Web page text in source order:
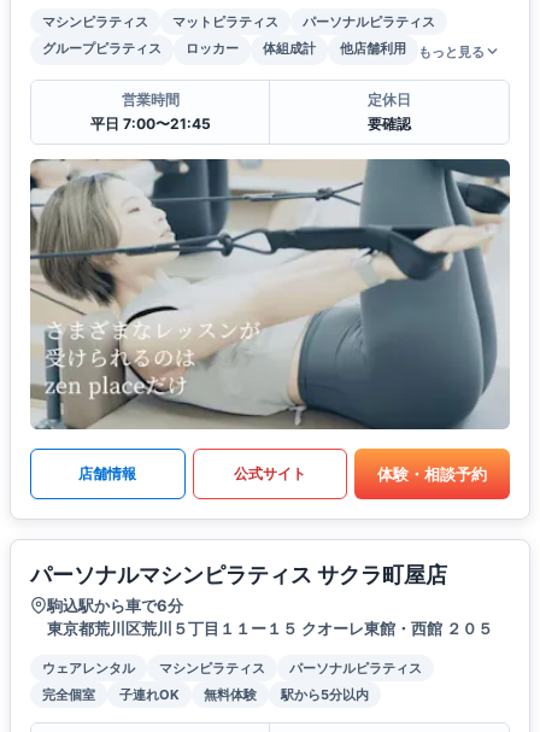
マシンピラティス マットピラティス
パーソナルピラティス
グループピラティス
ロッカー 体組成計 他店舗利用 もっと見る
営業時間
平日 7:00〜21:45
定休日
要確認
店舗情報 公式サイト 体験・相談予約
パーソナルマシンピラティス サクラ町屋店
駒込駅から車で6分
東京都荒川区荒川５丁目１１ー１５ クオーレ東館・西館 ２０５
ウェアレンタル マシンピラティス
パーソナルピラティス
完全個室
子連れOK 無料体験 駅から5分以内